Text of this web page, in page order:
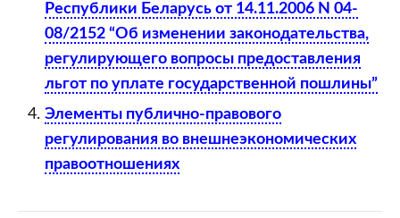
Республики Беларусь от 14.11.2006 N 04-
08/2152 “Об изменении законодательства,
регулирующего вопросы предоставления
льгот по уплате государственной пошлины”
Элементы публично-правового
регулирования во внешнеэкономических
правоотношениях